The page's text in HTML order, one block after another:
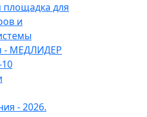
площадка для
и
- МЕДЛИДЕР
- 2026.